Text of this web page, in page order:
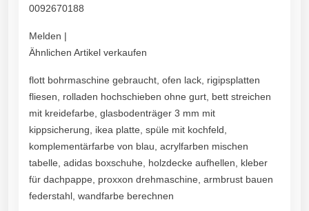
0092670188
Melden |
Ähnlichen Artikel verkaufen
flott bohrmaschine gebraucht, ofen lack, rigipsplatten
fliesen, rolladen hochschieben ohne gurt, bett streichen
mit kreidefarbe, glasbodenträger 3 mm mit
kippsicherung, ikea platte, spüle mit kochfeld,
komplementärfarbe von blau, acrylfarben mischen
tabelle, adidas boxschuhe, holzdecke aufhellen, kleber
für dachpappe, proxxon drehmaschine, armbrust bauen
federstahl, wandfarbe berechnen